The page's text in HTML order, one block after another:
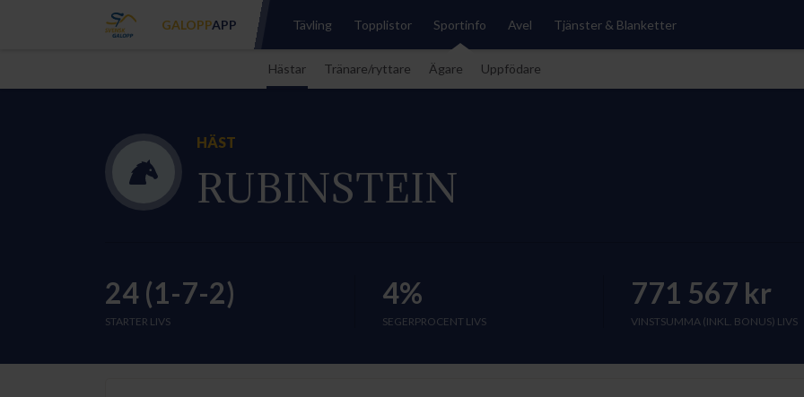
GALOPPAPP Tävling Topplistor Sportinfo Avel Tjänster & Blanketter
Hästar Tränare/ryttare Ägare Uppfödare
HÄST
RUBINSTEIN
24 (1-7-2)
STARTER LIVS
4%
SEGERPROCENT LIVS
771 567 kr
VINSTSUMMA (INKL. BONUS) LIVS